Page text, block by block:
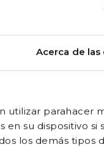
Acerca de las
utilizar parahacer
su dispositivo si
los demás tipos